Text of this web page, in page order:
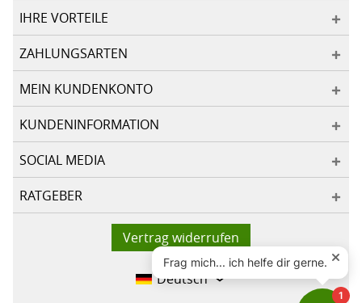
IHRE VORTEILE
ZAHLUNGSARTEN
MEIN KUNDENKONTO
KUNDENINFORMATION
SOCIAL MEDIA
RATGEBER
Vertrag widerrufen
Deutsch